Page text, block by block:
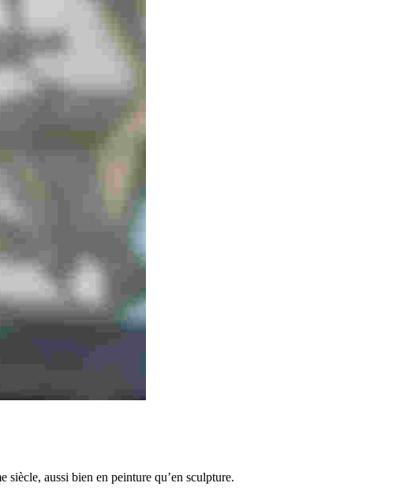
aussi bien en peinture qu’en sculpture.